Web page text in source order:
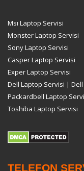
Msı Laptop Servisi
Monster Laptop Servisi
Sony Laptop Servisi
Casper Laptop Servisi
Exper Laptop Servisi
Dell Laptop Servisi |
Packardbell Laptop
Toshiba Laptop Servisi
TELEFON